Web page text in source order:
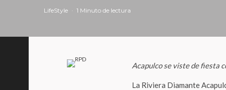
LifeStyle · 1 Minuto de lectura
Acapulco se viste de fiesta
La Riviera Diamante